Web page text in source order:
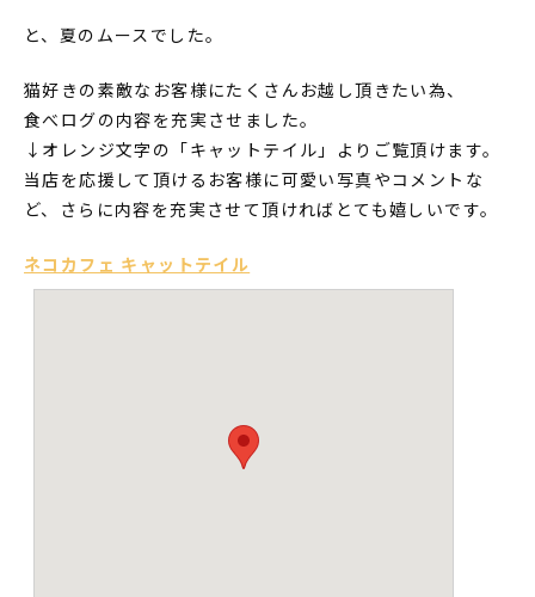
と、夏のムースでした。
猫好きの素敵なお客様にたくさんお越し頂きたい為、
食べログの内容を充実させました。
↓オレンジ文字の「キャットテイル」よりご覧頂けます。
当店を応援して頂けるお客様に可愛い写真やコメントな
ど、さらに内容を充実させて頂ければとても嬉しいです。
ネコカフェ キャットテイル